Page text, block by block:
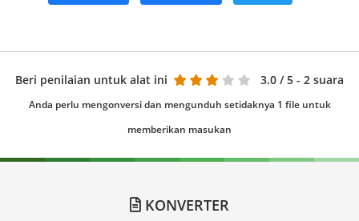
Beri penilaian untuk alat ini 3.0 / 5 - 2 suara
Anda perlu mengonversi dan mengunduh setidaknya 1 file untuk
memberikan masukan
KONVERTER